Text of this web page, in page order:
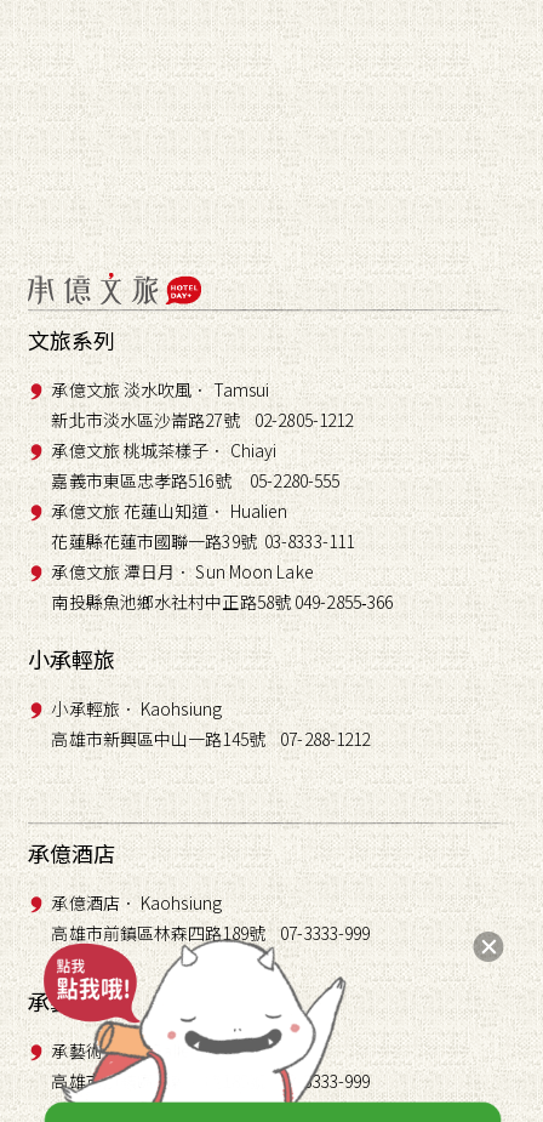
文旅系列
承億文旅 淡水吹風． Tamsui
新北市淡水區沙崙路27號 02-2805-1212
承億文旅 桃城茶樣子． Chiayi
嘉義市東區忠孝路516號 05-2280-555
承億文旅 花蓮山知道． Hualien
花蓮縣花蓮市國聯一路39號 03-8333-111
承億文旅 潭日月． Sun Moon Lake
南投縣魚池鄉水社村中正路58號 049-2855-366
小承輕旅
小承輕旅． Kaohsiung
高雄市新興區中山一路145號 07-288-1212
承億酒店
承億酒店． Kaohsiung
高雄市前鎮區林森四路189號 07-3333-999
承藝術
承藝術． TAI Gallery
高雄市前鎮區林森四路189號 07-3333-999